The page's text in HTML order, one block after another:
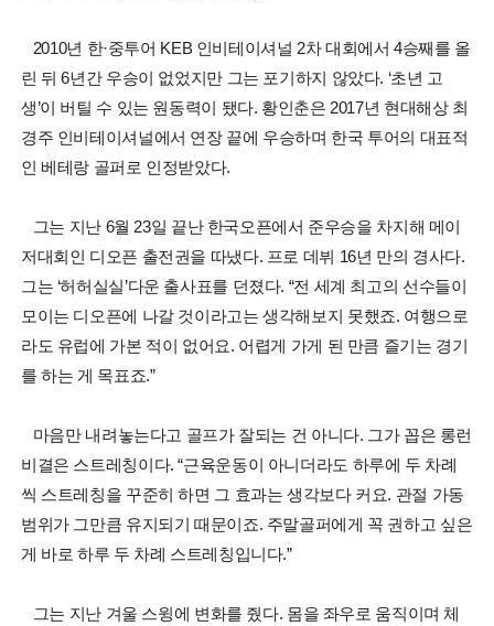
2010년 한·중투어 KEB 인비테이셔널 2차 대회에서 4승째를 올
린 뒤 6년간 우승이 없었지만 그는 포기하지 않았다. ‘초년 고
생’이 버틸 수 있는 원동력이 됐다. 황인춘은 2017년 현대해상 최
경주 인비테이셔널에서 연장 끝에 우승하며 한국 투어의 대표적
인 베테랑 골퍼로 인정받았다.
그는 지난 6월 23일 끝난 한국오픈에서 준우승을 차지해 메이
저대회인 디오픈 출전권을 따냈다. 프로 데뷔 16년 만의 경사다.
그는 ‘허허실실’다운 출사표를 던졌다. “전 세계 최고의 선수들이
모이는 디오픈에 나갈 것이라고는 생각해보지 못했죠. 여행으로
라도 유럽에 가본 적이 없어요. 어렵게 가게 된 만큼 즐기는 경기
를 하는 게 목표죠.”
마음만 내려놓는다고 골프가 잘되는 건 아니다. 그가 꼽은 롱런
비결은 스트레칭이다. “근육운동이 아니더라도 하루에 두 차례
씩 스트레칭을 꾸준히 하면 그 효과는 생각보다 커요. 관절 가동
범위가 그만큼 유지되기 때문이죠. 주말골퍼에게 꼭 권하고 싶은
게 바로 하루 두 차례 스트레칭입니다.”
그는 지난 겨울 스윙에 변화를 줬다. 몸을 좌우로 움직이며 체